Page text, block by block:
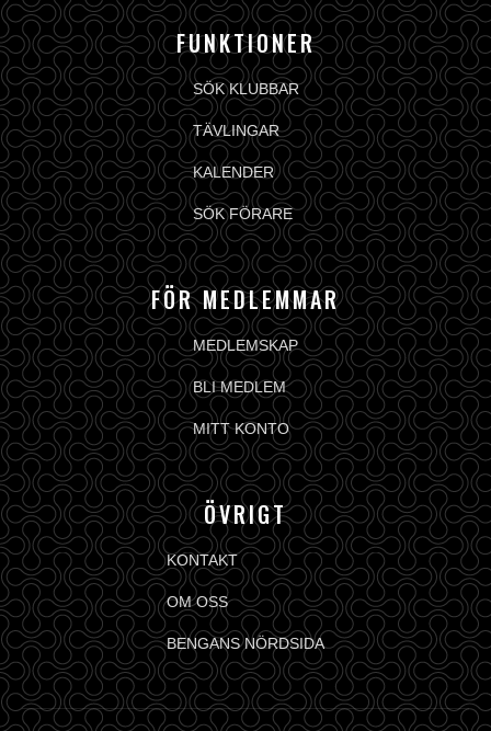
FUNKTIONER
SÖK KLUBBAR
TÄVLINGAR
KALENDER
SÖK FÖRARE
FÖR MEDLEMMAR
MEDLEMSKAP
BLI MEDLEM
MITT KONTO
ÖVRIGT
KONTAKT
OM OSS
BENGANS NÖRDSIDA